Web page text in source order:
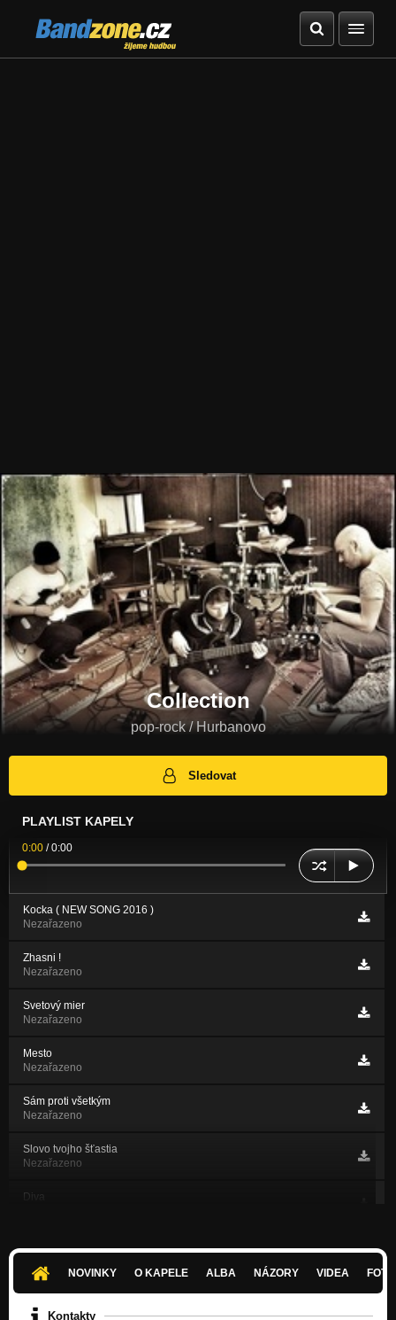
Bandzone.cz
žijeme hudbou
Collection
pop-rock / Hurbanovo
Sledovat
PLAYLIST KAPELY
0:00 /0:00
Kocka ( NEW SONG 2016 )
Nezařazeno
Zhasni !
Nezařazeno
Svetový mier
Nezařazeno
Mesto
Nezařazeno
Sám proti všetkým
Nezařazeno
Slovo tvojho šťastia
Nezařazeno
Diva
Divadlo
Nezařazeno
NOVINKY O KAPELE ALBA NÁZORY VIDEA
Kontakty